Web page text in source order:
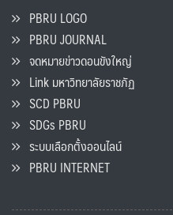
PBRU LOGO
PBRU JOURNAL
จดหมายข่าวดอนขังใหญ่
Link มหาวิทยาลัยราชภัฏ
SCD PBRU
SDGs PBRU
ระบบเลือกตั้งออนไลน์
PBRU INTERNET